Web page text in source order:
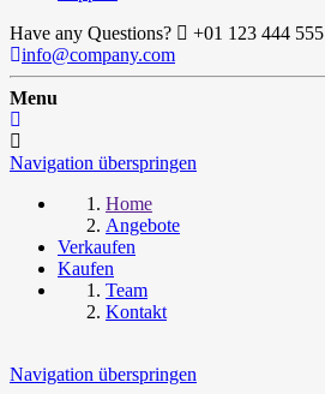
Have any Questions?
+01 123 444 555
info@company.com
Menu
Navigation überspringen
Home
Angebote
Verkaufen
Kaufen
Team
Kontakt
Navigation überspringen